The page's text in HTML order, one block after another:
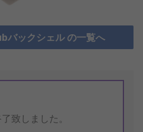
バックシェル の一覧へ
致しました。